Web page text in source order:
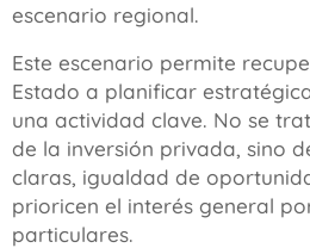
escenario regional.
Este escenario permite
Estado a planificar
una actividad clave. No se
de la inversión privada, sino
claras, igualdad de
prioricen el interés general
particulares.